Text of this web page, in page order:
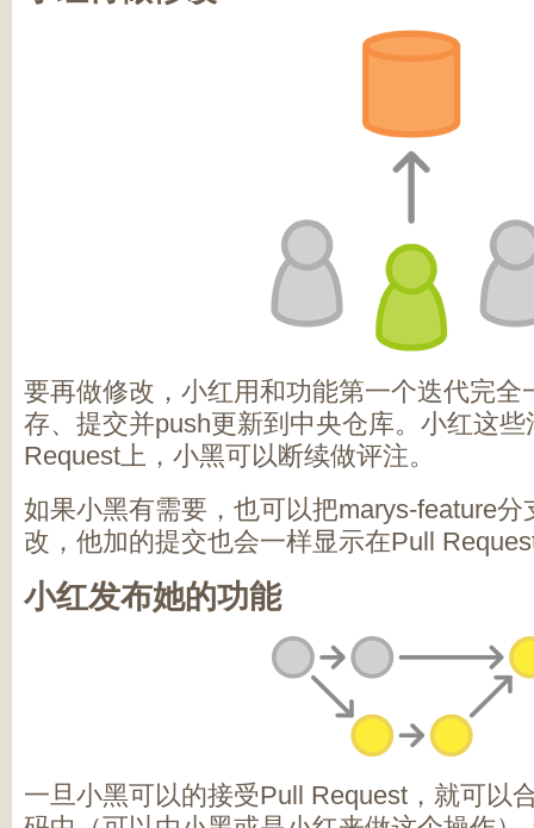
要再做修改，小红用和功能第一个迭代完全
存、提交并push更新到中央仓库。小红这
Request上，小黑可以断续做评注。
如果小黑有需要，也可以把marys-feature
改，他加的提交也会一样显示在Pull
小红发布她的功能
一旦小黑可以的接受Pull Request，就可以